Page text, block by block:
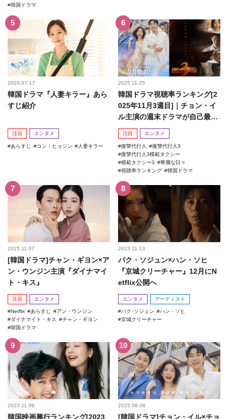
韓国ドラマ
2026.07.17
韓国ドラマ『人妻キラー』あら
すじ紹介
注目 エンタメ
あらすじ コン・ヒョジン 人妻キラー
2025.11.25
韓国ドラマ視聴率ランキング[2
025年11月3週目]｜チョン・イ
ル主演の週末ドラマが自己最高
記録を更新！
注目 エンタメ
復讐代行人
復讐代行人3
復讐代行人3模範タクシー
模範タクシー3
華麗な日々
視聴率ランキング
韓国ドラマ
2025.11.07
[韓国ドラマ]チャン・ギヨン×ア
ン・ウンジン主演『ダイナマイ
ト・キス』
注目 エンタメ
Netflix あらすじ
アン・ウンジン
ダイナマイト・キス
チャン・ギヨン
韓国ドラマ
2023.11.13
パク・ソジュン×ハン・ソヒ
『京城クリーチャー』12月にN
etflix公開へ
エンタメ アーティスト
パク･ソジュン
ハン・ソヒ
京城クリーチャー
2023.11.09
韓国映画興行ランキング[2023
2025.08.08
[韓国ドラマ]チョン・イル×チョ